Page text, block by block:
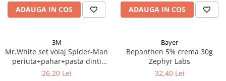
Afectiuni urogenitale
Sanatatea mintii
Suplimente pentru imunitate
Dieta
Antioxidanti
ADAUGA IN COS ADAUGA IN COS
3M
Mr.White set voiaj Spider-Man
periuta+pahar+pasta dinti
aroma menta, 75ml Zephyr
26,20 Lei
Bayer
Bepanthen 5% crema 30g
Zephyr Labs
32,40 Lei